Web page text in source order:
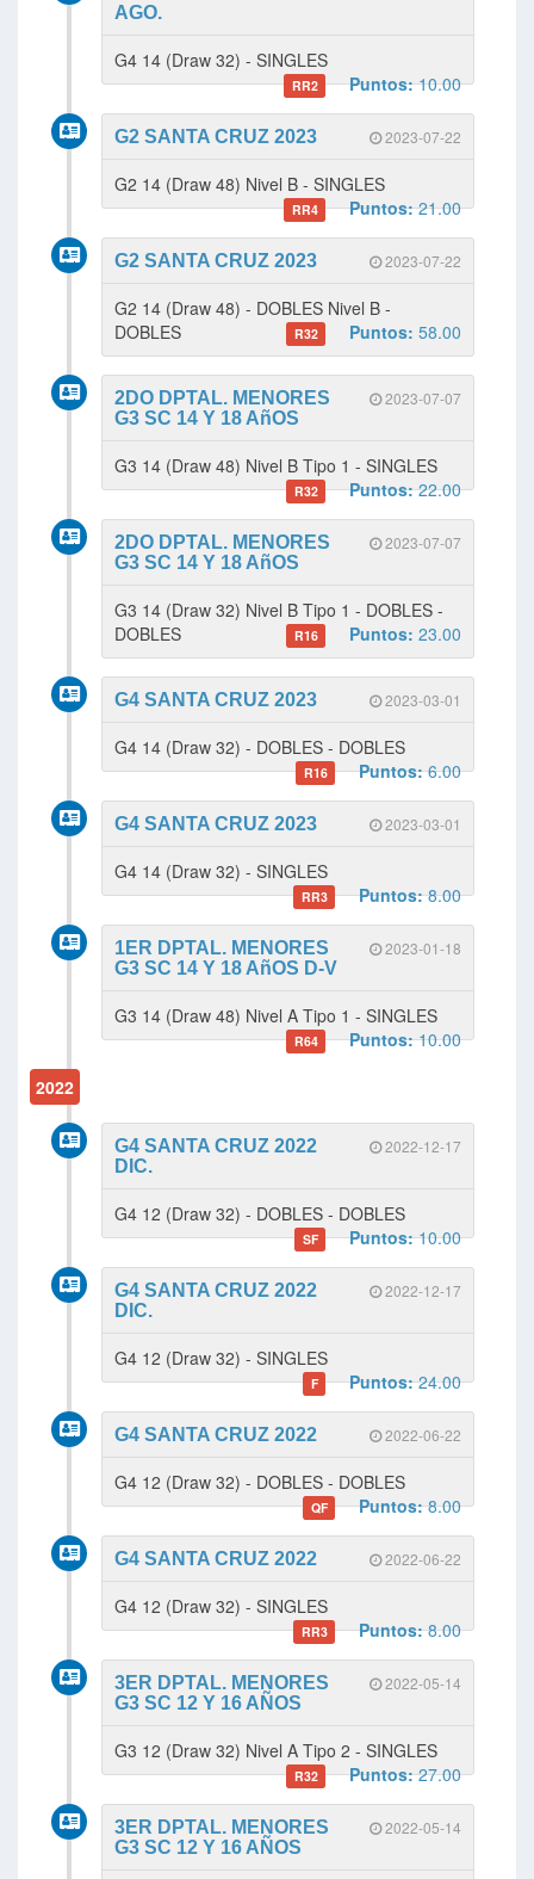
AGO.
G4 14 (Draw 32) - SINGLES
RR2 Puntos:10.00
2023-07-22
G2 SANTA CRUZ 2023
G2 14 (Draw 48) Nivel B - SINGLES
RR4 Puntos:21.00
2023-07-22
G2 SANTA CRUZ 2023
G2 14 (Draw 48) - DOBLES Nivel B -
DOBLES
R32 Puntos: 58.00
2023-07-07
2DO DPTAL. MENORES
G3 SC 14 Y 18 AñOS
G3 14 (Draw 48) Nivel B Tipo 1 - SINGLES
R32 Puntos:22.00
2023-07-07
2DO DPTAL. MENORES
G3 SC 14 Y 18 AñOS
G3 14 (Draw 32) Nivel B Tipo 1 - DOBLES -
DOBLES
R16 Puntos: 23.00
2023-03-01
G4 SANTA CRUZ 2023
G4 14 (Draw 32) - DOBLES - DOBLES
R16 Puntos:6.00
2023-03-01
G4 SANTA CRUZ 2023
G4 14 (Draw 32) - SINGLES
RR3 Puntos:8.00
2023-01-18
1ER DPTAL. MENORES
G3 SC 14 Y 18 AñOS D-V
G3 14 (Draw 48) Nivel A Tipo 1 - SINGLES
R64 Puntos:10.00
2022
2022-12-17
G4 SANTA CRUZ 2022
DIC.
G4 12 (Draw 32) - DOBLES - DOBLES
SF Puntos:10.00
2022-12-17
G4 SANTA CRUZ 2022
DIC.
G4 12 (Draw 32) - SINGLES
F Puntos:24.00
2022-06-22
G4 SANTA CRUZ 2022
G4 12 (Draw 32) - DOBLES - DOBLES
QF Puntos:8.00
2022-06-22
G4 SANTA CRUZ 2022
G4 12 (Draw 32) - SINGLES
RR3 Puntos:8.00
2022-05-14
3ER DPTAL. MENORES
G3 SC 12 Y 16 AÑOS
G3 12 (Draw 32) Nivel A Tipo 2 - SINGLES
R32 Puntos:27.00
2022-05-14
3ER DPTAL. MENORES
G3 SC 12 Y 16 AÑOS